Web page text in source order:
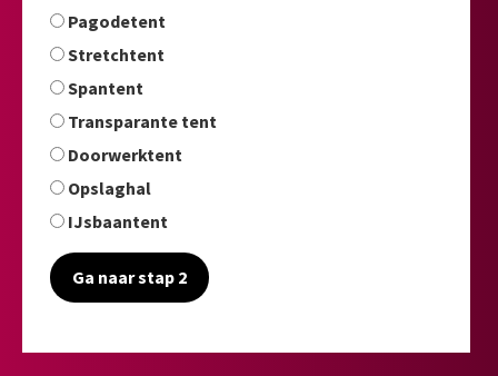
Pagodetent
Stretchtent
Spantent
Transparante tent
Doorwerktent
Opslaghal
IJsbaantent
Ga naar stap 2